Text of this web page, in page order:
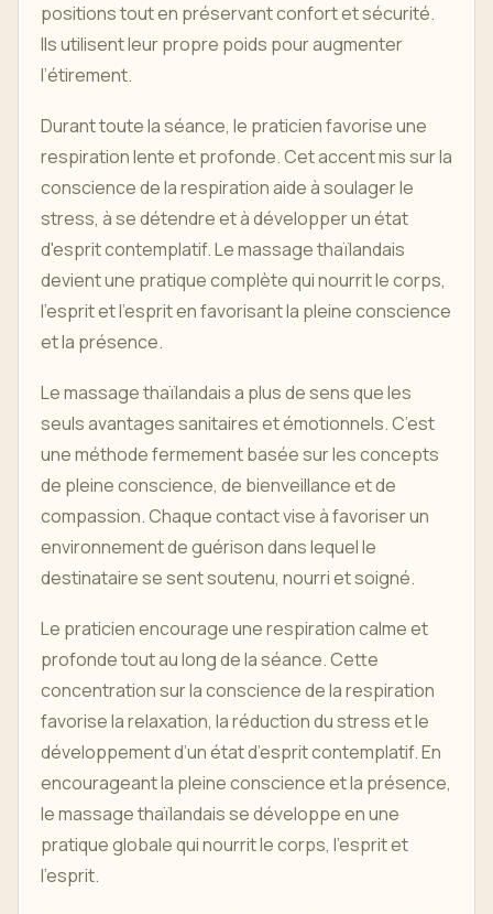
positions tout en préservant confort et sécurité.
Ils utilisent leur propre poids pour augmenter
l’étirement.
Durant toute la séance, le praticien favorise une
respiration lente et profonde. Cet accent mis sur la
conscience de la respiration aide à soulager le
stress, à se détendre et à développer un état
d'esprit contemplatif. Le massage thaïlandais
devient une pratique complète qui nourrit le corps,
l'esprit et l'esprit en favorisant la pleine conscience
et la présence.
Le massage thaïlandais a plus de sens que les
seuls avantages sanitaires et émotionnels. C’est
une méthode fermement basée sur les concepts
de pleine conscience, de bienveillance et de
compassion. Chaque contact vise à favoriser un
environnement de guérison dans lequel le
destinataire se sent soutenu, nourri et soigné.
Le praticien encourage une respiration calme et
profonde tout au long de la séance. Cette
concentration sur la conscience de la respiration
favorise la relaxation, la réduction du stress et le
développement d’un état d’esprit contemplatif. En
encourageant la pleine conscience et la présence,
le massage thaïlandais se développe en une
pratique globale qui nourrit le corps, l'esprit et
l'esprit.